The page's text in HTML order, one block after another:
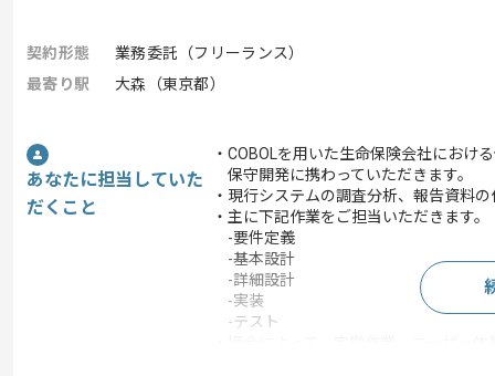
契約形態
業務委託（フリーランス）
最寄り駅
大森（東京都）
あなたに担当していた
だくこと
・COBOLを用いた生命保険会社におけ
保守開発に携わっていただきます。
・現行システムの調査分析、報告資料
・主に下記作業をご担当いただきます。
-要件定義
-基本設計
-詳細設計
-実装
-テスト